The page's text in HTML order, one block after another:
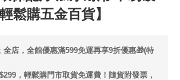
輕鬆購五金百貨】
全店，全館優惠滿599免運再享9折優惠🎁(特
，輕鬆購門市取貨免運費！隨貨附發票，